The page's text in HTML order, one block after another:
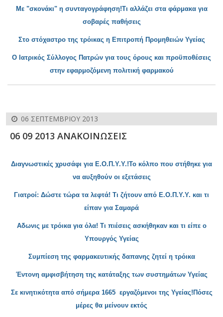
Με "σκονάκι" η συνταγογράφηση!Τι αλλάζει στα φάρμακα για
σοβαρές παθήσεις
Στο στόχαστρο της τρόικας η Επιτροπή Προμηθειών Υγείας
Ο Ιατρικός Σύλλογος Πατρών για τους όρους και προϋποθέσεις
στην εφαρμοζόμενη πολιτική φαρμακού
06 ΣΕΠΤΕΜΒΡΊΟΥ 2013
06 09 2013 ΑΝΑΚΟΙΝΩΣΕΙΣ
Διαγνωστικές χρυσάφι για Ε.Ο.Π.Υ.Υ.!Το κόλπο που στήθηκε για
να αυξηθούν οι εξετάσεις
Γιατροί: Δώστε τώρα τα λεφτά! Τι ζήτουν από Ε.Ο.Π.Υ.Υ. και τι
είπαν για Σαμαρά
Αδωνις με τρόικα για όλα! Τι πιέσεις ασκήθηκαν και τι είπε ο
Υπουργός Υγείας
Συμπίεση της φαρμακευτικής δαπανης ζητεί η τρόικα
Έντονη αμφισβήτηση της κατάταξης των συστημάτων Υγείας
Σε κινητικότητα από σήμερα 1665 εργαζόμενοι της Υγείας!Πόσες
μέρες θα μείνουν εκτός